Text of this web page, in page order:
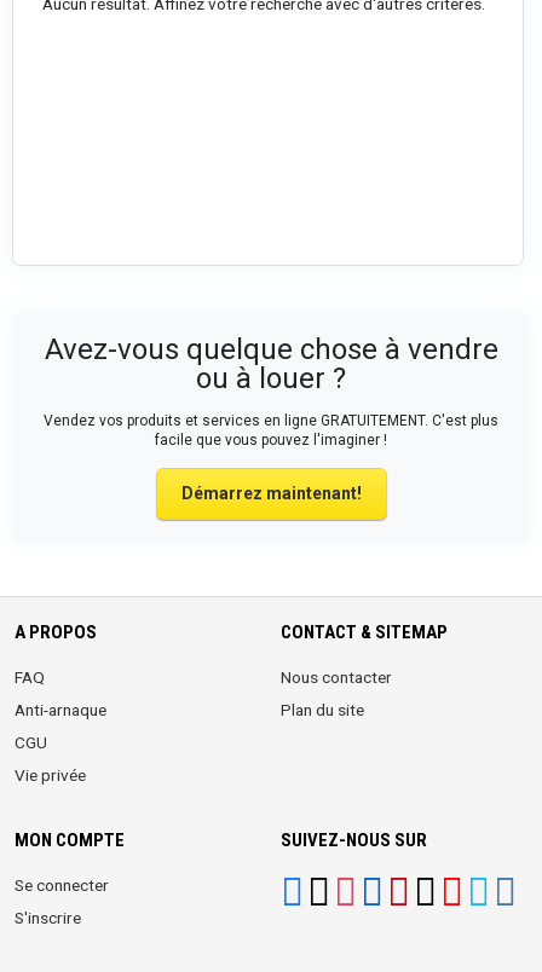
Avez-vous quelque chose à vendre
ou à louer ?
Vendez vos produits et services en ligne GRATUITEMENT. C'est plus
facile que vous pouvez l'imaginer !
Démarrez maintenant!
A PROPOS
FAQ
Anti-arnaque
CGU
Vie privée
CONTACT & SITEMAP
Nous contacter
Plan du site
MON COMPTE
Se connecter
S'inscrire
SUIVEZ-NOUS SUR